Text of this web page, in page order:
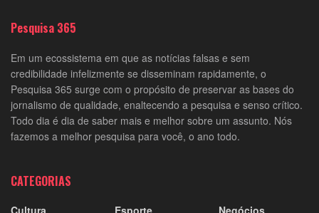
Pesquisa 365
Em um ecossistema em que as notícias falsas e sem
credibilidade infelizmente se disseminam rapidamente, o
Pesquisa 365 surge com o propósito de preservar as bases do
jornalismo de qualidade, enaltecendo a pesquisa e senso crítico.
Todo dia é dia de saber mais e melhor sobre um assunto. Nós
fazemos a melhor pesquisa para você, o ano todo.
CATEGORIAS